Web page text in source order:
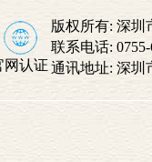
网认证
版权所有: 深圳
联系电话:
通讯地址: 深圳